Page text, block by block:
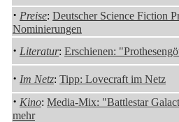
· Preise: Deutscher Science Fiction
Nominierungen
· Literatur: Erschienen:
· Im Netz: Tipp: Lovecraft im Netz
· Kino: Media-Mix: "Battlestar
mehr